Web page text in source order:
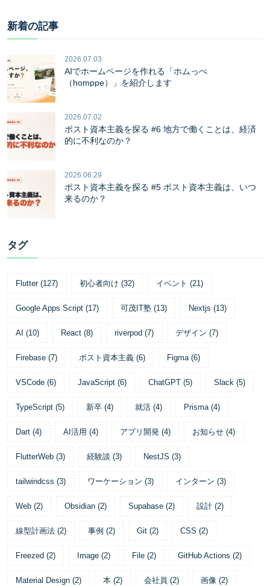
新着の記事
2026.07.03
AIでホームページを作れる「ホムっぺ
（homppe）」を紹介します
2026.07.02
ポスト資本主義を探る #6 地方で働くことは、経済
的に不利なのか？
2026.06.29
ポスト資本主義を探る #5 ポスト資本主義は、いつ
来るのか？
タグ
Flutter (127) 初心者向け (32) イベント (21)
Google Apps Script (17) 可茂IT塾 (13) Nextjs (13)
AI (10) React (8) riverpod (7) デザイン (7)
Firebase (7) ポスト資本主義 (6) Figma (6)
VSCode (6) JavaScript (6) ChatGPT (5) Slack (5)
TypeScript (5) 新卒 (4) 就活 (4) Prisma (4)
Dart (4) AI活用 (4) アプリ開発 (4) お知らせ (4)
FlutterWeb (3) 経験談 (3) NestJS (3)
tailwindcss (3) ワーケーション (3) インターン (3)
Web (2) Obsidian (2) Supabase (2) 設計 (2)
線型計画法 (2) 事例 (2) Git (2) CSS (2)
Freezed (2) Image (2) File (2) GitHub Actions (2)
Material Design (2) 本 (2) 会社員 (2) 画像 (2)